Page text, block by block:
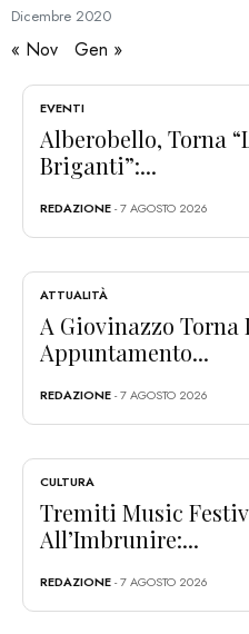
Dicembre 2020
« Nov Gen »
EVENTI
Alberobello, Torna
Briganti”:...
REDAZIONE- 7 AGOSTO 2026
ATTUALITÀ
A Giovinazzo
Appuntamento...
REDAZIONE- 7 AGOSTO 2026
CULTURA
Tremiti Music
All’Imbrunire:...
REDAZIONE- 7 AGOSTO 2026